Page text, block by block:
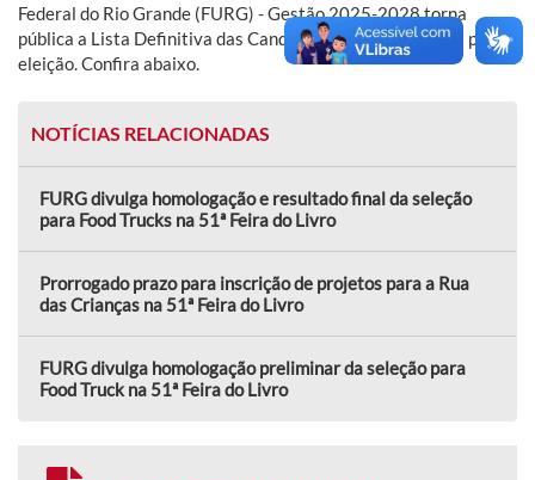
Federal do Rio Grande (FURG) - Gestão 2025-2028 torna
pública a Lista Definitiva das Candidaturas Homologadas para a
eleição. Confira abaixo.
NOTÍCIAS RELACIONADAS
FURG divulga homologação e resultado final da seleção
para Food Trucks na 51ª Feira do Livro
Prorrogado prazo para inscrição de projetos para a Rua
das Crianças na 51ª Feira do Livro
FURG divulga homologação preliminar da seleção para
Food Truck na 51ª Feira do Livro